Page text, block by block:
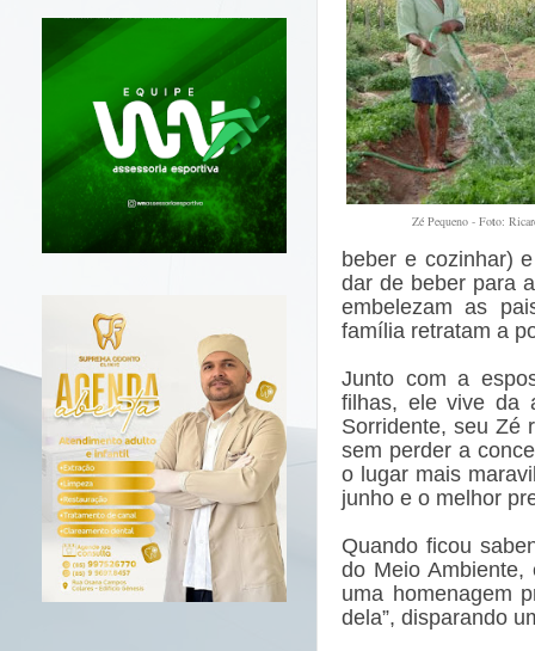
Zé Pequeno - Foto:
beber e cozinhar)
dar de beber para
embelezam as
família retratam a
Junto com a
filhas, ele vive da
Sorridente, seu Zé
sem perder a
o lugar mais
junho e o melhor
Quando ficou
do Meio
uma homenagem
dela”, disparando